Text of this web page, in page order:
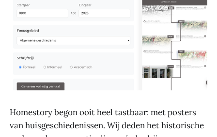
Homestory begon ooit heel tastbaar: met posters
van huisgeschiedenissen. Wij deden het historische